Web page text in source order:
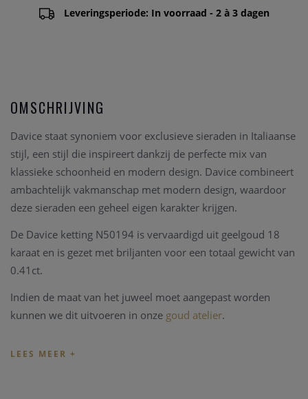
Leveringsperiode: In voorraad - 2 à 3 dagen
OMSCHRIJVING
Davice staat synoniem voor exclusieve sieraden in Italiaanse
stijl, een stijl die inspireert dankzij de perfecte mix van
klassieke schoonheid en modern design. Davice combineert
ambachtelijk vakmanschap met modern design, waardoor
deze sieraden een geheel eigen karakter krijgen.
De Davice ketting N50194 is vervaardigd uit geelgoud 18
karaat en is gezet met briljanten voor een totaal gewicht van
0.41ct.
Indien de maat van het juweel moet aangepast worden
kunnen we dit uitvoeren in onze goud atelier.
verzonden.